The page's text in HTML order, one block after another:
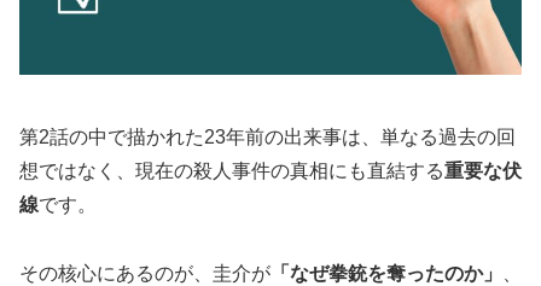
第2話の中で描かれた23年前の出来事は、単なる過去の回
想ではなく、現在の殺人事件の真相にも直結する重要な伏
線です。
その核心にあるのが、圭介が 「なぜ拳銃を奪ったのか」